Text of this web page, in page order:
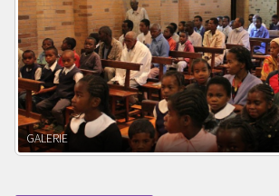
POWOŁANIE MISYJNE